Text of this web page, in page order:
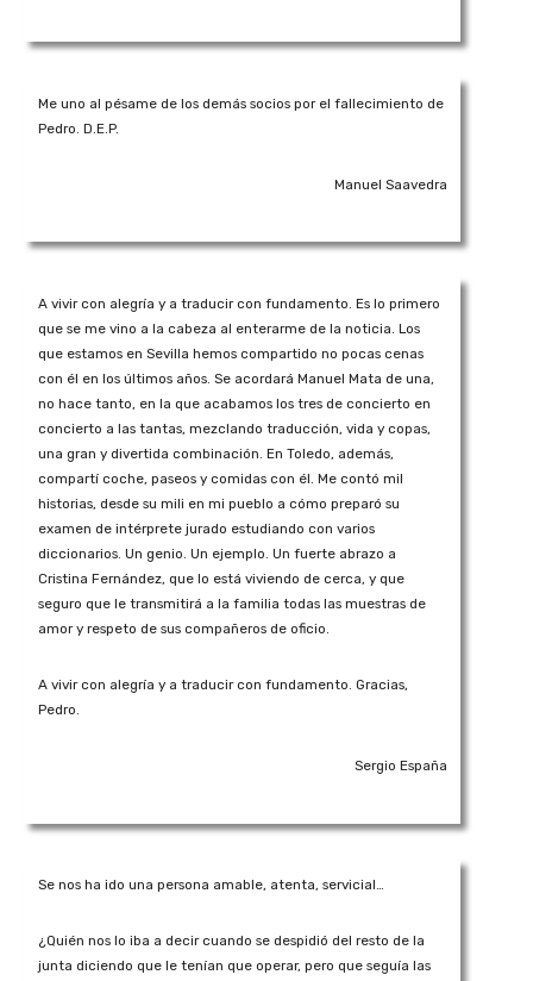
Me uno al pésame de los demás socios por el fallecimiento de
Pedro. D.E.P.
Manuel Saavedra
A vivir con alegría y a traducir con fundamento. Es lo primero
que se me vino a la cabeza al enterarme de la noticia. Los
que estamos en Sevilla hemos compartido no pocas cenas
con él en los últimos años. Se acordará Manuel Mata de una,
no hace tanto, en la que acabamos los tres de concierto en
concierto a las tantas, mezclando traducción, vida y copas,
una gran y divertida combinación. En Toledo, además,
compartí coche, paseos y comidas con él. Me contó mil
historias, desde su mili en mi pueblo a cómo preparó su
examen de intérprete jurado estudiando con varios
diccionarios. Un genio. Un ejemplo. Un fuerte abrazo a
Cristina Fernández, que lo está viviendo de cerca, y que
seguro que le transmitirá a la familia todas las muestras de
amor y respeto de sus compañeros de oficio.
A vivir con alegría y a traducir con fundamento. Gracias,
Pedro.
Sergio España
Se nos ha ido una persona amable, atenta, servicial…
¿Quién nos lo iba a decir cuando se despidió del resto de la
junta diciendo que le tenían que operar, pero que seguía las